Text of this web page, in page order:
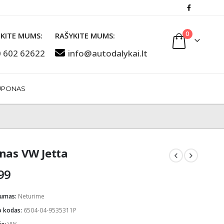
MUMS:
602 62622
RAŠYKITE MUMS:
info@autodalykai.lt
0
VW Jetta
Neturime
kodas: 6504-04-9535311P